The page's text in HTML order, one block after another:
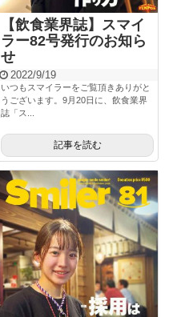
【飲食業界誌】スマイ
ラー82号発行のお知ら
せ
2022/9/19
いつもスマイラーをご覧頂きありがと
うございます。9月20日に、飲食業界
誌「ス...
記事を読む